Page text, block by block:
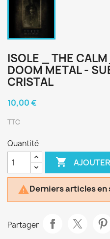
ISOLE _ THE
DOOM METAL -
CRISTAL
10,00 €
TTC
Quantité

Derniers articles en
Partager